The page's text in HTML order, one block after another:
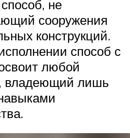
не
сооружения
конструкций.
способ с
любой
владеющий лишь